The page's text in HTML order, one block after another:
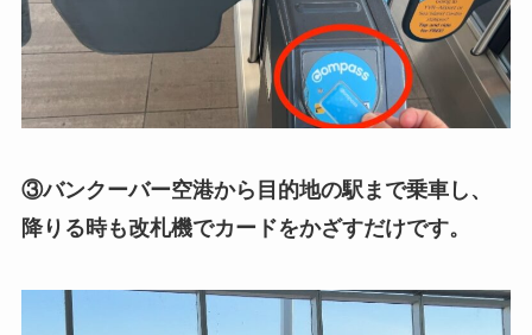
③バンクーバー空港から目的地の駅まで乗車し、
降りる時も改札機でカードをかざすだけです。